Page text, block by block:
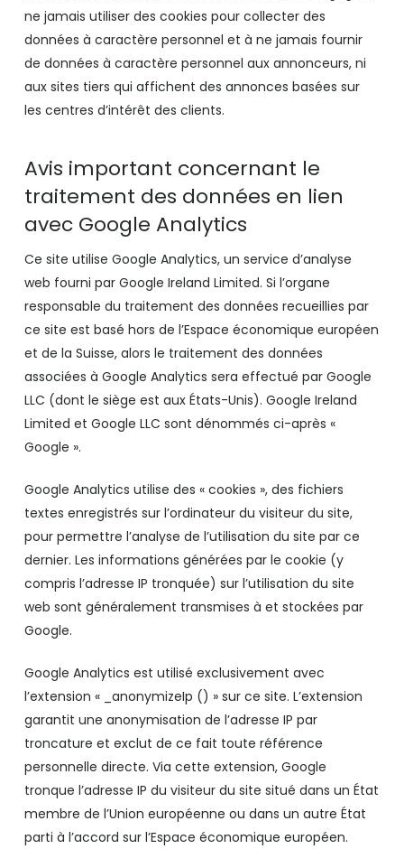
ne jamais utiliser des cookies pour collecter des
données à caractère personnel et à ne jamais fournir
de données à caractère personnel aux annonceurs, ni
aux sites tiers qui affichent des annonces basées sur
les centres d’intérêt des clients.
Avis important concernant le
traitement des données en lien
avec Google Analytics
Ce site utilise Google Analytics, un service d’analyse
web fourni par Google Ireland Limited. Si l’organe
responsable du traitement des données recueillies par
ce site est basé hors de l’Espace économique européen
et de la Suisse, alors le traitement des données
associées à Google Analytics sera effectué par Google
LLC (dont le siège est aux États-Unis). Google Ireland
Limited et Google LLC sont dénommés ci-après «
Google ».
Google Analytics utilise des « cookies », des fichiers
textes enregistrés sur l’ordinateur du visiteur du site,
pour permettre l’analyse de l’utilisation du site par ce
dernier. Les informations générées par le cookie (y
compris l’adresse IP tronquée) sur l’utilisation du site
web sont généralement transmises à et stockées par
Google.
Google Analytics est utilisé exclusivement avec
l’extension « _anonymizeIp () » sur ce site. L’extension
garantit une anonymisation de l’adresse IP par
troncature et exclut de ce fait toute référence
personnelle directe. Via cette extension, Google
tronque l’adresse IP du visiteur du site situé dans un État
membre de l’Union européenne ou dans un autre État
parti à l’accord sur l’Espace économique européen.